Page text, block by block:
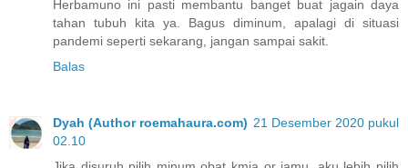
Herbamuno ini pasti membantu banget buat jagain daya
tahan tubuh kita ya. Bagus diminum, apalagi di situasi
pandemi seperti sekarang, jangan sampai sakit.
Balas
Dyah (Author roemahaura.com) 21 Desember 2020 pukul
02.10